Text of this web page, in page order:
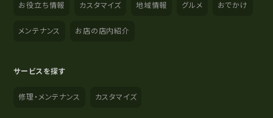
お役立ち情報 カスタマイズ 地域情報 グルメ おでかけ
メンテナンス お店の店内紹介
サービスを探す
修理・メンテナンス カスタマイズ